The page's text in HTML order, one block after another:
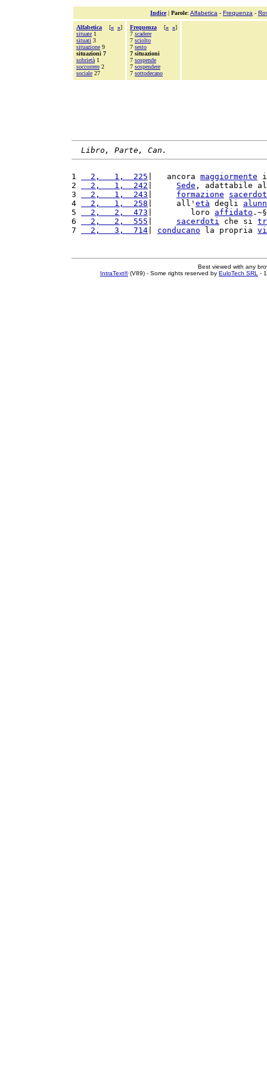
Indice| Parole: Alfabetica - Frequenza -
Alfabetica [« »]
situate 1
situati 3
situazione 9
situazioni 7
sobrietà 1
soccorrere 2
sociale 27
Frequenza [« »]
7 scadere
7 sciolto
7 sesto
7 situazioni
7 sospende
7 sospendere
7 sottodecano
Libro, Parte, Can.
1
  2,   1,  225
|   ancora maggiormente
2
  2,   1,  242
Sede , adattabile
3
  2,   1,  243
formazione
4
  2,   1,  258
|     all' età degli
5
  2,   2,  473
|        loro affidato
6
  2,   2,  555
sacerdoti che si
7
  2,   3,  714
conducano la propria
Best viewed with any
IntraText®(V89) - Some rights reserved by EuloTech SRL -